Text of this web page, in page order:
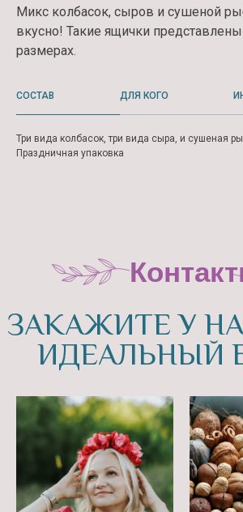
Микс колбасок, сыров и сушеной
вкусно! Такие ящички
размерах.
СОСТАВ ДЛЯ КОГО
Три вида колбасок, три вида сыра, и сушеная
Праздничная упаковка